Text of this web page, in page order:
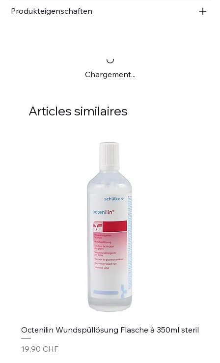
Produkteigenschaften
Chargement...
Articles similaires
Octenilin Wundspüllösung Flasche à 350ml steril
Prix
19,90 CHF